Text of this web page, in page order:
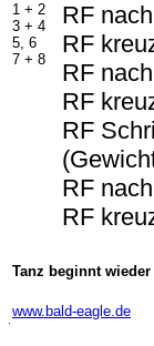
1 + 2
3 + 4
5, 6
7 + 8
RF
RF
RF
RF
RF
RF
RF
Tanz beginnt
www.bald-eagle.de